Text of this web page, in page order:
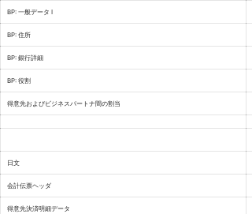
BP: 一般データ I
BP: 住所
BP: 銀行詳細
BP: 役割
得意先およびビジネスパートナ間の割当
日文
会計伝票ヘッダ
得意先決済明細データ